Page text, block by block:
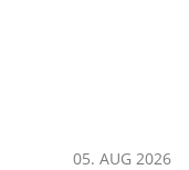
05. AUG 2026